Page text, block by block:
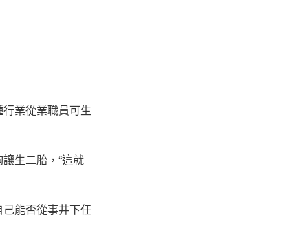
業從業職員可生
生二胎，“這就
能否從事井下任